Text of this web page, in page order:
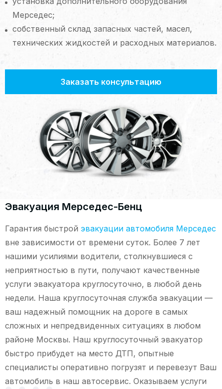
Мерседес;
собственный склад запасных частей, масел,
технических жидкостей и расходных материалов.
Заказать консультацию
Эвакуация Мерседес-Бенц
Гарантия быстрой эвакуации автомобиля Мерседес
вне зависимости от времени суток. Более 7 лет
нашими усилиями водители, столкнувшиеся с
неприятностью в пути, получают качественные
услуги эвакуатора круглосуточно, в любой день
недели. Наша круглосуточная служба эвакуации —
ваш надежный помощник на дороге в самых
сложных и непредвиденных ситуациях в любом
районе Москвы. Наш круглосуточный эвакуатор
быстро прибудет на место ДТП, опытные
специалисты оперативно погрузят и перевезут Ваш
автомобиль в наш автосервис. Оказываем услуги